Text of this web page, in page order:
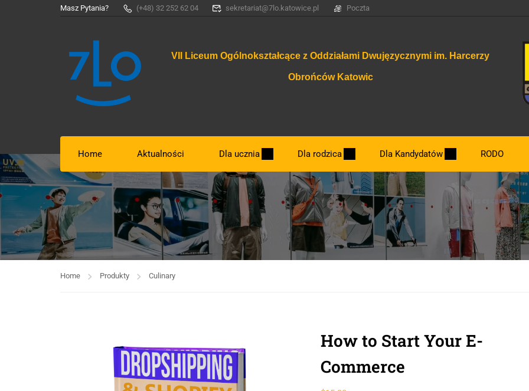
Masz Pytania? (+48) 32 252 62 04 sekretariat@7lo.katowice.pl Poczta
VII Liceum Ogólnokształcące z Oddziałami Dwujęzycznymi im. Harcerzy
Obrońców Katowic
Home Aktualności Dla ucznia Dla rodzica Dla Kandydatów
Dzień otwarty.
Nowe klasy 2026/2027
Najważniejsze terminy związane z
Zasady rekrutacji
RODO
Home Produkty Culinary
How to Start Your E-
Commerce